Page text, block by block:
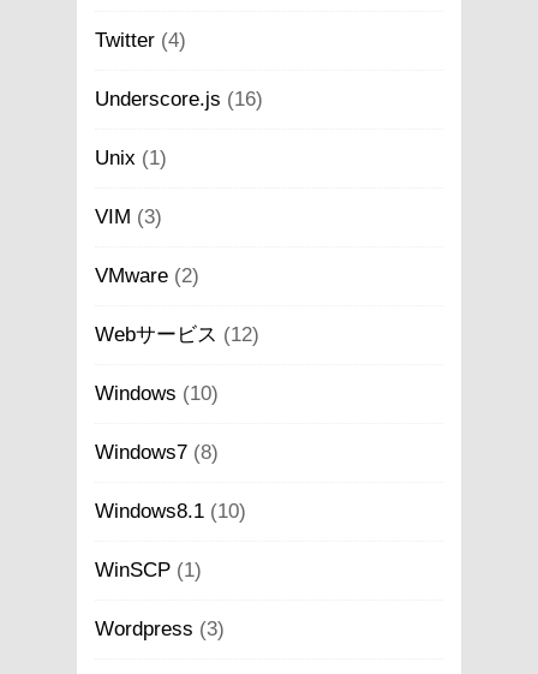
Twitter (4)
Underscore.js (16)
Unix (1)
VIM (3)
VMware (2)
Webサービス (12)
Windows (10)
Windows7 (8)
Windows8.1 (10)
WinSCP (1)
Wordpress (3)